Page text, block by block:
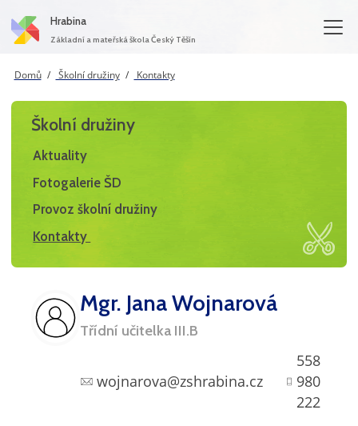
Hrabina
Základní a mateřská škola Český Těšín
Domů Školní družiny Kontakty
Školní družiny
Aktuality
Fotogalerie ŠD
Provoz školní družiny
Kontakty
Mgr. Jana Wojnarová
Třídní učitelka III.B
wojnarova@zshrabina.cz
558
980
222